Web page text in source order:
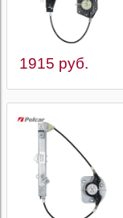
1915 руб.